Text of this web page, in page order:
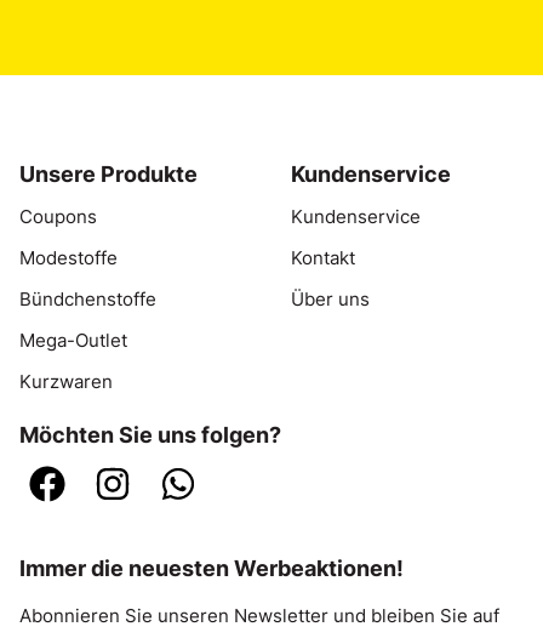
Unsere Produkte
Coupons
Modestoffe
Bündchenstoffe
Mega-Outlet
Kurzwaren
Kundenservice
Kundenservice
Kontakt
Über uns
Möchten Sie uns folgen?
Immer die neuesten Werbeaktionen!
Abonnieren Sie unseren Newsletter und bleiben Sie auf